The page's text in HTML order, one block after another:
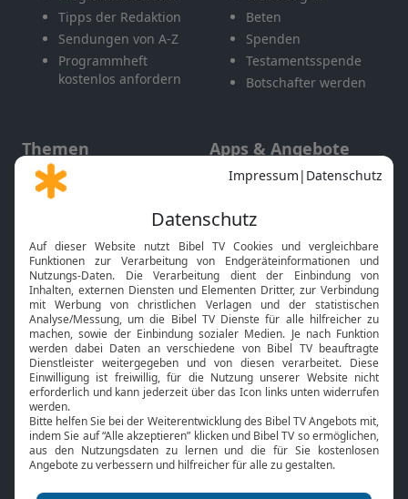
Tipps der Redaktion
Sendungen von A-Z
Programmheft
kostenlos anfordern
Beten
Spenden
Testamentsspende
Botschafter werden
Themen
Gott und Bibel erklärt
Neuigkeiten
Apps & Angebote
Mobile App
Smart TV
HbbTV
Bibelthek Online-Bibel
Nächster Gottesdienst
Bibel TV
Über uns
Jobs
Service
Kontakt
TV-Empfang